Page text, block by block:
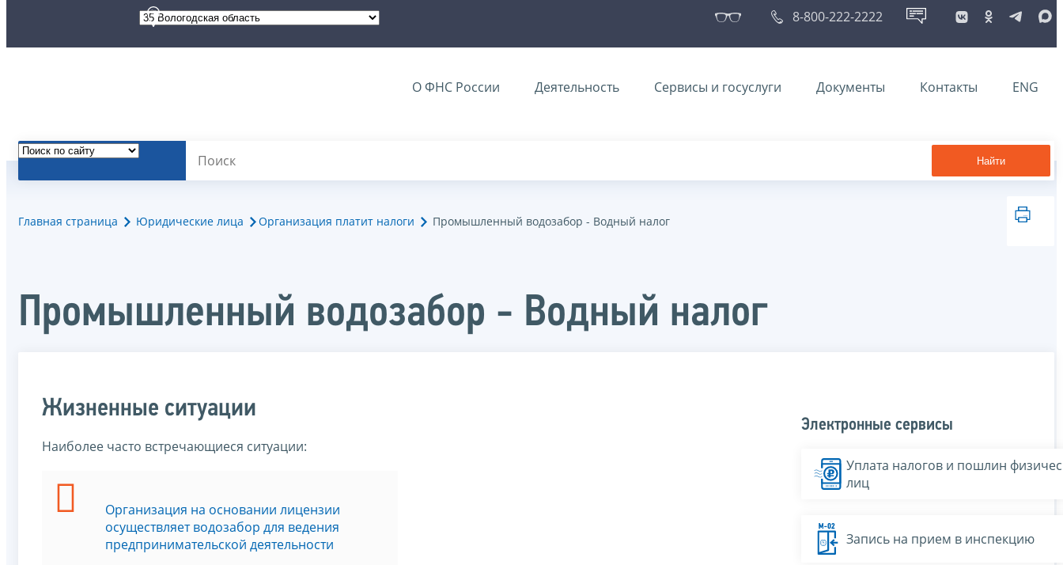
8-800-222-2222
О ФНС России Деятельность Сервисы и госуслуги Документы Контакты ENG
Найти
Главная страница Юридические лица Организация платит налоги Промышленный водозабор - Водный налог
Промышленный водозабор - Водный налог
Жизненные ситуации
Наиболее часто встречающиеся ситуации:
Организация на основании лицензии
осуществляет водозабор для ведения
предпринимательской деятельности
Электронные сервисы
Уплата налогов и пошлин
лиц
Запись на прием в инспекцию